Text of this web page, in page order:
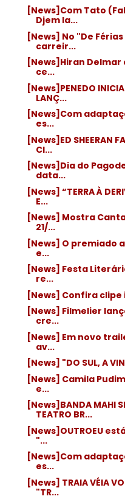
[News]Com Tato
Djem la...
[News] No "De
carreir...
[News]Hiran
ce...
[News]PENEDO INICIA
LANÇ...
[News]Com
es...
[News]ED SHEERAN
CI...
[News]Dia do
data...
[News] “TERRA À
E...
[News] Mostra
21/...
[News] O premiado
e...
[News] Festa
re...
[News] Confira
[News] Filmelier
cre...
[News] Em novo
av...
[News] "DO SUL, A
[News] Camila
e...
[News]BANDA MAHI
TEATRO BR...
[News]OUTROEU
"...
[News]Com
es...
[News] TRAIA VÉIA
"TR...